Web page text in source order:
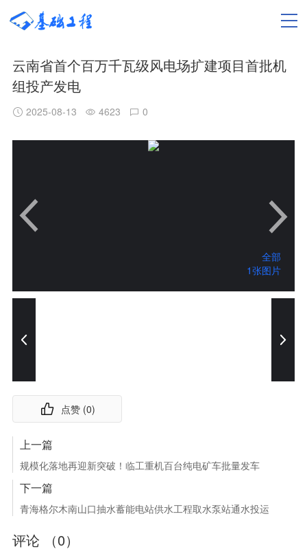
云南省首个百万千瓦级风电场扩建项目首批机
组投产发电
2025-08-13 4623 0
全部
1张图片
点赞 (0)
上一篇
规模化落地再迎新突破！临工重机百台纯电矿车批量发车
下一篇
青海格尔木南山口抽水蓄能电站供水工程取水泵站通水投运
评论 （0）